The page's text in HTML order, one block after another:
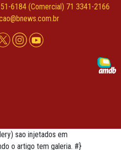
6184 (Comercial) 71 3341-2166
sao injetados em
o artigo tem galeria. #}